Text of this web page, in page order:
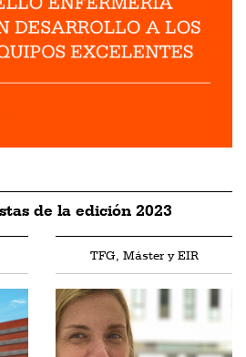
de la edición 2023
TFG, Máster y EIR